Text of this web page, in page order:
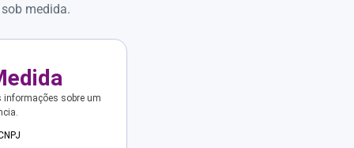
medida.
sobre um